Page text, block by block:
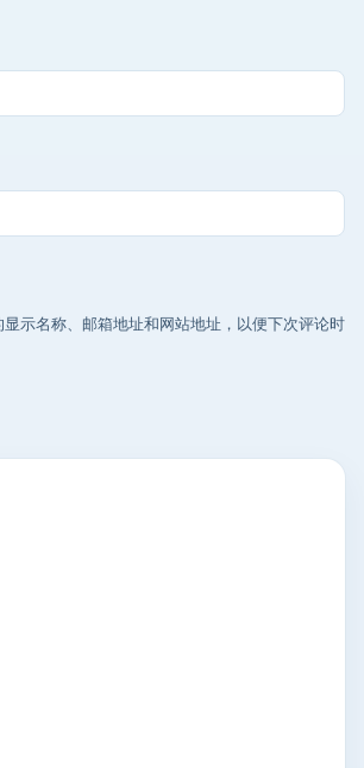
示名称、邮箱地址和网站地址，以便下次评论时